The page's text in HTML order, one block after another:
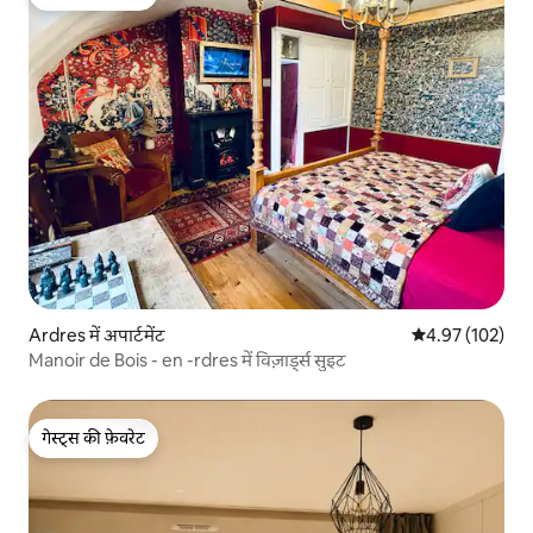
Ardres में अपार्टमेंट औसत रेटिंग 5 में से
4.97 (102)
Manoir de Bois - en -rdres में विज़ार्ड्स सुइट
गेस्ट्स की फ़ेवरेट
गेस्ट्स की फ़ेवरेट